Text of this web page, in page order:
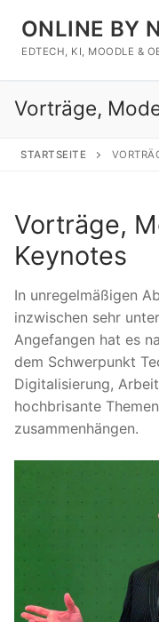
Inhalt
springen
ONLINE BY
EDTECH, KI, MOODLE &
Vorträge,
STARTSEITE
Vorträge,
Keynotes
In unregelmäßigen
inzwischen sehr
Angefangen hat es
dem Schwerpunkt
Digitalisierung,
hochbrisante
zusammenhängen.